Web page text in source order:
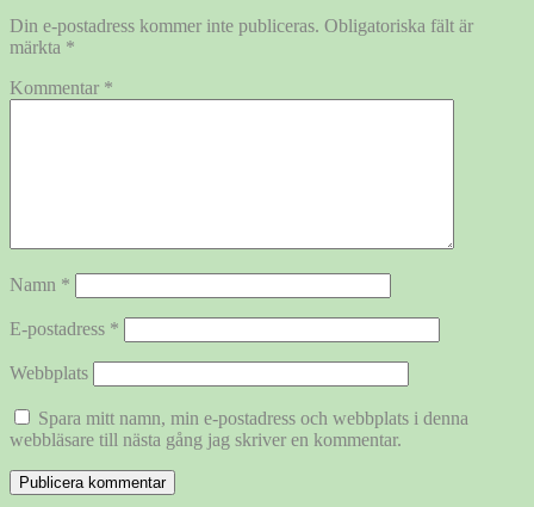
Din e-postadress kommer inte publiceras. Obligatoriska fält är
märkta *
Kommentar *
Namn *
E-postadress *
Webbplats
Spara mitt namn, min e-postadress och webbplats i denna
webbläsare till nästa gång jag skriver en kommentar.